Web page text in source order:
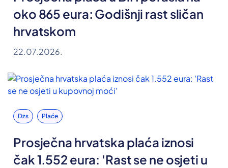
oko 865 eura: Godišnji rast sličan
hrvatskom
22.07.2026.
Dzs Plaće
Prosječna hrvatska plaća iznosi
čak 1.552 eura: 'Rast se ne osjeti u